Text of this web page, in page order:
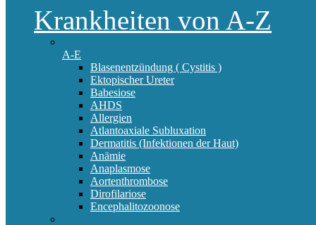
Krankheiten von A-Z
A-E
Blasenentzündung ( Cystitis )
Ektopischer Ureter
Babesiose
AHDS
Allergien
Atlantoaxiale Subluxation
Dermatitis (Infektionen der Haut)
Anämie
Anaplasmose
Aortenthrombose
Dirofilariose
Encephalitozoonose